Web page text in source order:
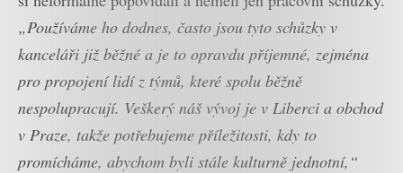
„Používáme ho dodnes, často jsou tyto schůzky v
kanceláři již běžné a je to opravdu příjemné, zejména
pro propojení lidí z týmů, které spolu běžně
nespolupracují. Veškerý náš vývoj je v Liberci a obchod
v Praze, takže potřebujeme příležitosti, kdy to
promícháme, abychom byli stále kulturně jednotní,“